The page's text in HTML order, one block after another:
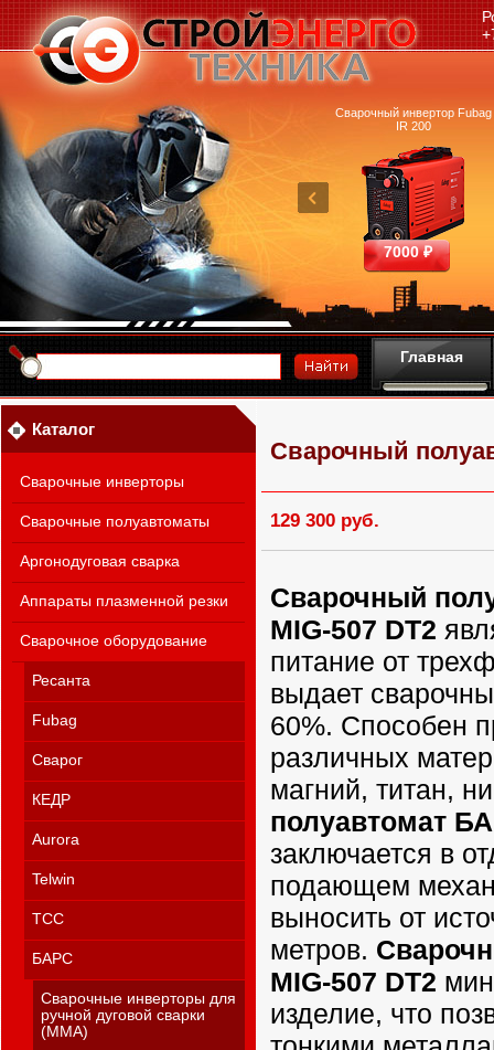
аппарат Ресанта
САИПА-200 ММА
25390 ₽
Машина термической резки
FUBAG INCUT10
460700 ₽
Сварочный инвертор Fubag
IR 200
7000 ₽
Главная
Каталог
Сварочные инверторы
Сварочные полуавтоматы
Аргонодуговая сварка
Аппараты плазменной резки
Сварочное оборудование
Ресанта
Fubag
Сварог
КЕДР
Aurora
Telwin
ТСС
БАРС
Сварочные инверторы для
ручной дуговой сварки
(MMA)
Сварочный
129 300 руб.
Сварочный
MIG-507 DT2
питание от
выдает
60%. Способен
различных
магний, титан,
полуавтомат
заключается в
подающем
выносить от
метров.
MIG-507 DT2
изделие, что